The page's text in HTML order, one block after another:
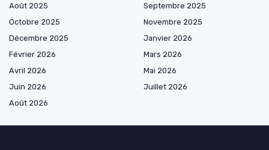
Août 2025
Septembre 2025
Octobre 2025
Novembre 2025
Décembre 2025
Janvier 2026
Février 2026
Mars 2026
Avril 2026
Mai 2026
Juin 2026
Juillet 2026
Août 2026